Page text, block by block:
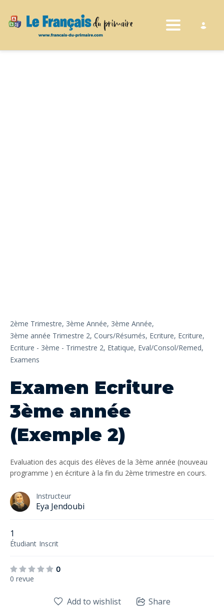
Toggle
2ème Trimestre, 3ème Année, 3ème Année,
3ème année Trimestre 2, Cours/Résumés, Ecriture, Ecriture,
Ecriture - 3ème - Trimestre 2, Etatique, Eval/Consol/Remed,
Examens
Examen Ecriture
3ème année
(Exemple 2)
Evaluation des acquis des élèves de la 3ème année (nouveau
programme ) en écriture à la fin du 2ème trimestre en cours.
Instructeur
Eya Jendoubi
1
Étudiant Inscrit
0
0 revue
Add to wishlist Share